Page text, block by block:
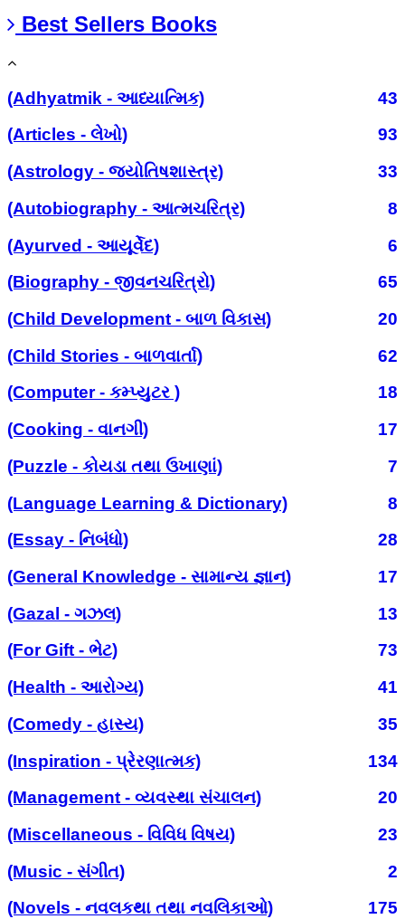
Best Sellers Books
(Adhyatmik - આધ્યાત્મિક)
43
(Articles - લેખો)
93
(Astrology - જ્યોતિષશાસ્ત્ર)
33
(Autobiography - આત્મચરિત્ર)
8
(Ayurved - આયૂર્વેદ)
6
(Biography - જીવનચરિત્રો)
65
(Child Development - બાળ વિકાસ)
20
(Child Stories - બાળવાર્તા)
62
(Computer - કમ્પ્યુટર )
18
(Cooking - વાનગી)
17
(Puzzle - કોયડા તથા ઉખાણાં)
7
(Language Learning & Dictionary)
8
(Essay - નિબંધો)
28
(General Knowledge - સામાન્ય જ્ઞાન)
17
(Gazal - ગઝલ)
13
(For Gift - ભેટ)
73
(Health - આરોગ્ય)
41
(Comedy - હાસ્ય)
35
(Inspiration - પ્રેરણાત્મક)
134
(Management - વ્યવસ્થા સંચાલન)
20
(Miscellaneous - વિવિધ વિષય)
23
(Music - સંગીત)
2
(Novels - નવલકથા તથા નવલિકાઓ)
175